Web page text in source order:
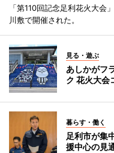
「第110回記念足利花火大会
川敷で開催された。
見る・遊ぶ
あしかがフ
ク 花火大会
暮らす・働く
足利市が集
援中心の見